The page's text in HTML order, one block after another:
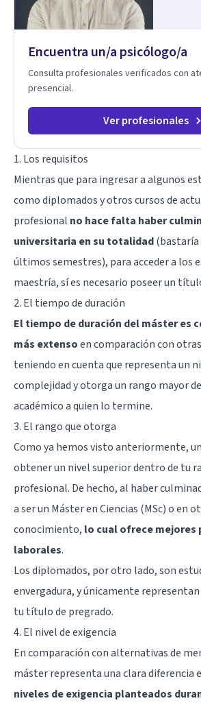
sistema emocional, reprocesamiento de
infancia y reestructuración cognitiva
origen. Si buscas un proceso superficial, este no es el lugar.
raíz de lo que te ocurre, la Dra. Sandra
es una de las mejores opciones para
cuando sanas tu mundo interno, cambias
Encuentra un/a psicólogo/a
Consulta profesionales verificados con
presencial.
Ver profesionales
1. Los requisitos
Mientras que para ingresar a algunos
como diplomados y otros cursos de
profesional no hace falta haber
universitaria en su totalidad(bastaría
últimos semestres), para acceder a los
maestría, sí es necesario poseer un
2. El tiempo de duración
El tiempo de duración del máster es
más extensoen comparación con
teniendo en cuenta que representa un
complejidad y otorga un rango mayor
académico a quien lo termine.
3. El rango que otorga
Como ya hemos visto anteriormente,
obtener un nivel superior dentro de tu
profesional. De hecho, al haber
a ser un Máster en Ciencias (MSc) o en
conocimiento, lo cual ofrece mejores
laborales.
Los diplomados, por otro lado, son
envergadura, y únicamente
tu título de pregrado.
4. El nivel de exigencia
En comparación con alternativas de
máster representa una clara diferencia
niveles de exigencia planteados